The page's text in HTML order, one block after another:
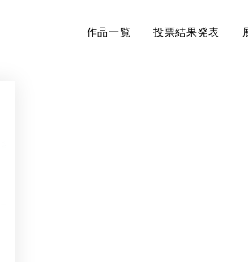
作品一覧 投票結果発表